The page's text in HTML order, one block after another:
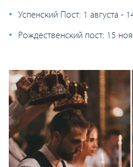
Успенский Пост: 1 августа -
Рождественский пост: 15